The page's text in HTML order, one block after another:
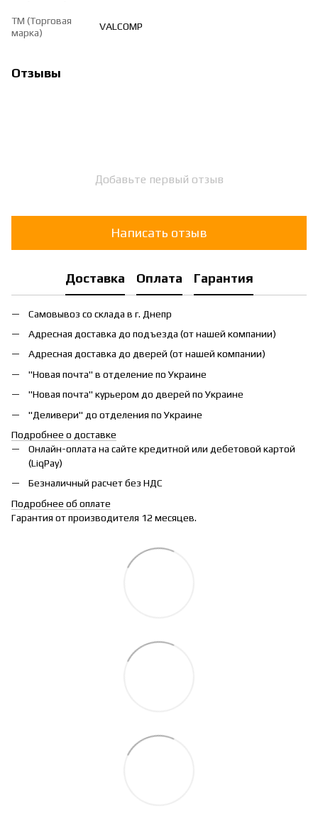
ТМ (Торговая
марка)
VALCOMP
Отзывы
Добавьте первый отзыв
Написать отзыв
Доставка Оплата Гарантия
Самовывоз со склада в г. Днепр
Адресная доставка до подъезда (от нашей компании)
Адресная доставка до дверей (от нашей компании)
"Новая почта" в отделение по Украине
"Новая почта" курьером до дверей по Украине
"Деливери" до отделения по Украине
Подробнее о доставке
Онлайн-оплата на сайте кредитной или дебетовой картой
(LiqPay)
Безналичный расчет без НДС
Подробнее об оплате
Гарантия от производителя 12 месяцев.